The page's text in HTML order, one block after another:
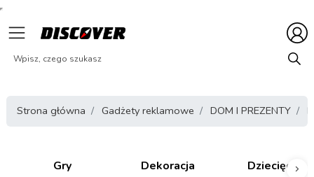
Strona główna Gadżety reklamowe DOM I PREZENTY
Gry Dekoracja Dziecięce